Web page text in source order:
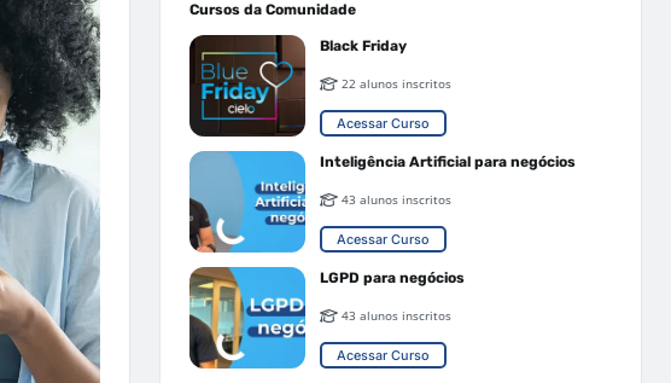
Cursos da Comunidade
Black Friday
22 alunos inscritos
Acessar Curso
Inteligência Artificial para negócios
43 alunos inscritos
Acessar Curso
LGPD para negócios
43 alunos inscritos
Acessar Curso